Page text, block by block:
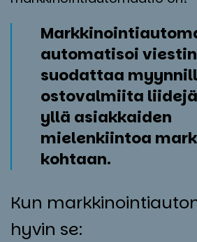
automatisoi
suodattaa
ostovalmiita
yllä asiakkaiden
mielenkiintoa
kohtaan.
Kun
hy­vin se: